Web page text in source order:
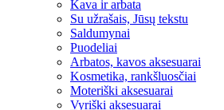
Kava ir arbata
Su užrašais, Jūsų tekstu
Saldumynai
Puodeliai
Arbatos, kavos aksesuarai
Kosmetika, rankšluosčiai
Moteriški aksesuarai
Vyriški aksesuarai